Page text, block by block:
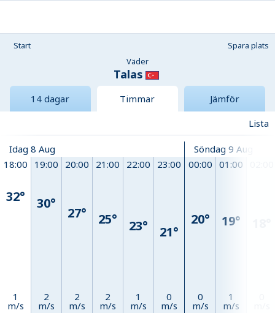
Start
Spara plats
Väder
Talas
14 dagar Timmar
Jämför
Lista
Idag 8 Aug
18:00
32°
1
m/s
19:00
30°
2
m/s
20:00
27°
2
m/s
21:00
25°
2
m/s
22:00
23°
1
m/s
23:00
21°
0
m/s
Söndag 9 Aug
00:00
20°
0
m/s
01:00
19°
1
m/s